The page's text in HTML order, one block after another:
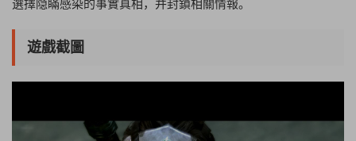
選擇隐瞞感染的事實真相，并封鎖相關情報。
遊戲截圖